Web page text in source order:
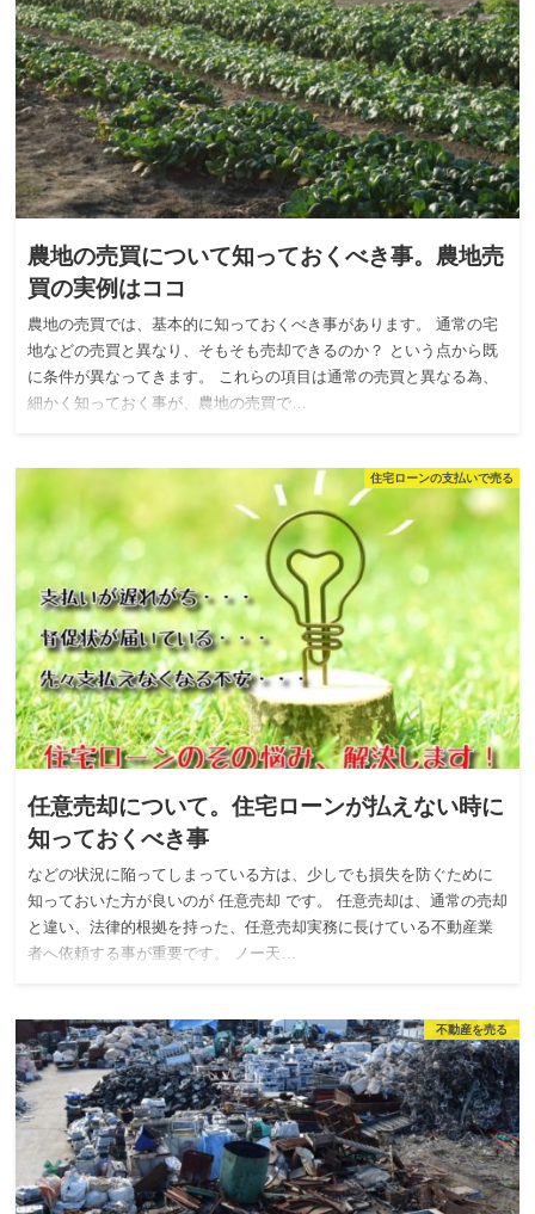
農地の売買について知っておくべき事。農地売
買の実例はココ
農地の売買では、基本的に知っておくべき事があります。 通常の宅
地などの売買と異なり、そもそも売却できるのか？ という点から既
に条件が異なってきます。 これらの項目は通常の売買と異なる為、
細かく知っておく事が、農地の売買で…
住宅ローンの支払いで売る
任意売却について。住宅ローンが払えない時に
知っておくべき事
などの状況に陥ってしまっている方は、少しでも損失を防ぐために
知っておいた方が良いのが 任意売却 です。 任意売却は、通常の売却
と違い、法律的根拠を持った、任意売却実務に長けている不動産業
者へ依頼する事が重要です。 ノー天…
不動産を売る